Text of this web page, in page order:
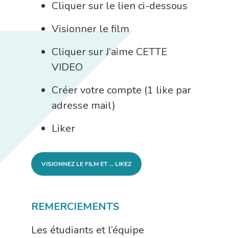
Cliquer sur le lien ci-dessous
Visionner le film
Cliquer sur J’aime CETTE
VIDEO
Créer votre compte (1 like par
adresse mail)
Liker
VISIONNEZ LE FILM ET … LIKEZ
REMERCIEMENTS
Les étudiants et l’équipe